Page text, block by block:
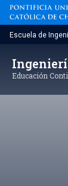
Saltar
contenido
Escuela de
Educación